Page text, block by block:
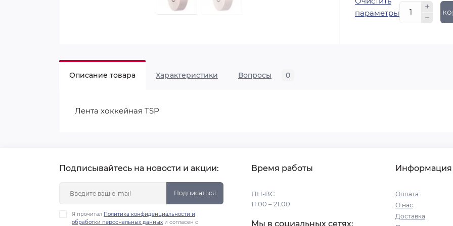
параметры
В
Описание товара Характеристики Вопросы 0
Лента хоккейная TSP
Подписывайтесь на новости и акции:
Подписаться
Я прочитал Политика конфиденциальности и
обработки персональных данных и согласен с
Время работы
ПН-ВС
11:00 – 21:00
Мы в социальных сетях:
Информация
Оплата
О нас
Доставка